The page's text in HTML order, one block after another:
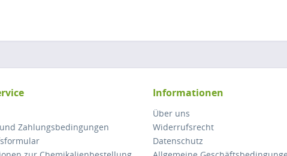
Zahlungsbedingungen
Informationen
Über uns
Widerrufsrecht
Datenschutz